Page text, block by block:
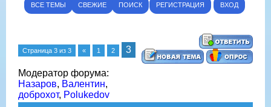
ВСЕ ТЕМЫ СВЕЖИЕ ПОИСК РЕГИСТРАЦИЯ ВХОД
Страница 3 из 3 « 1 2 3
Модератор форума:
Назаров, Валентин,
доброхот, Polukedov